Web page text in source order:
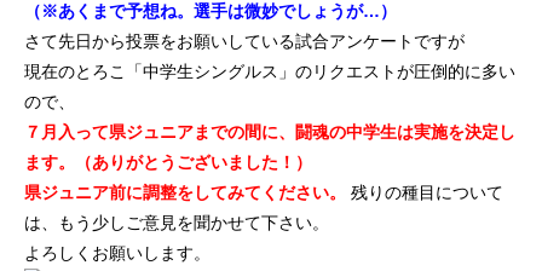
（※あくまで予想ね。選手は微妙でしょうが…）
さて先日から投票をお願いしている試合アンケートですが
現在のとろこ「中学生シングルス」のリクエストが圧倒的に多い
ので、
７月入って県ジュニアまでの間に、闘魂の中学生は実施を決定し
ます。（ありがとうございました！）
県ジュニア前に調整をしてみてください。
残りの種目について
は、もう少しご意見を聞かせて下さい。
よろしくお願いします。